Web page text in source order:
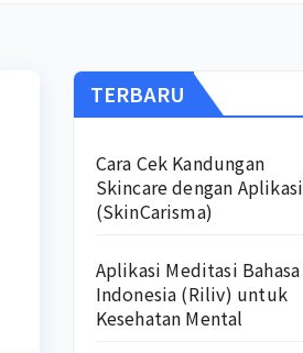
TERBARU
Cara Cek Kandungan
Skincare dengan Aplikasi
(SkinCarisma)
Aplikasi Meditasi Bahasa
Indonesia (Riliv) untuk
Kesehatan Mental